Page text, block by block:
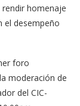
homenaje
el desempeño
foro
moderación de
del CIC-